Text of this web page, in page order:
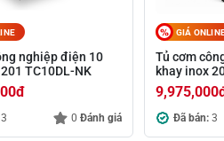
nghiệp điện 10
TC10DL-NK
đ
3 0Đánh giá
GIÁ
Tủ cơm
khay inox
9,975,000
Đã bán:3